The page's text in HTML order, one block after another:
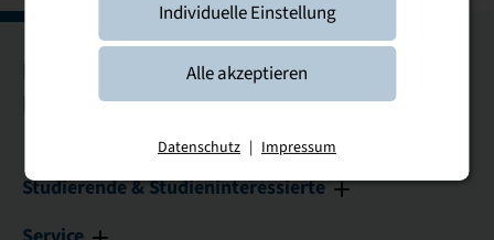
BreitenbrunnDresden
RiesaPlauen
Studierende & Studieninteressierte
Individuelle Einstellung
Alle akzeptieren
Datenschutz | Impressum